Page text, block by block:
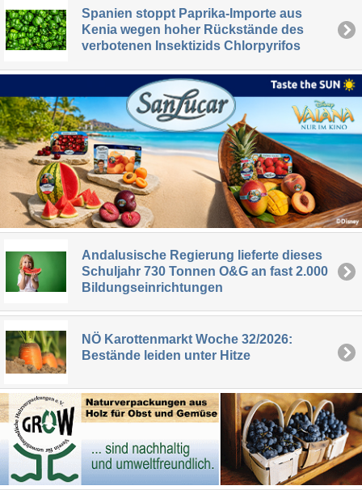
Spanien stoppt Paprika-Importe aus
Kenia wegen hoher Rückstände des
verbotenen Insektizids Chlorpyrifos
Andalusische Regierung lieferte dieses
Schuljahr 730 Tonnen O&G an fast 2.000
Bildungseinrichtungen
NÖ Karottenmarkt Woche 32/2026:
Bestände leiden unter Hitze